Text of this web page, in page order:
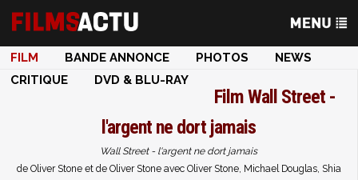
FILM BANDE ANNONCE PHOTOS
NEWS
CRITIQUE
DVD & BLU-RAY
FilmWall Street -
l'argent ne dort jamais
Wall Street - l'argent ne dort jamais
de Oliver Stone et de Oliver Stone avec Oliver Stone, Michael Douglas, Shia